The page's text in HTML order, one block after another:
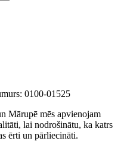
0100-01525
Mārupē mēs apvienojam
lai nodrošinātu, ka katrs
ērti un pārliecināti.